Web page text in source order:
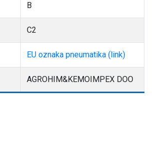
B
C2
EU oznaka pneumatika (link)
AGROHIM&KEMOIMPEX DOO